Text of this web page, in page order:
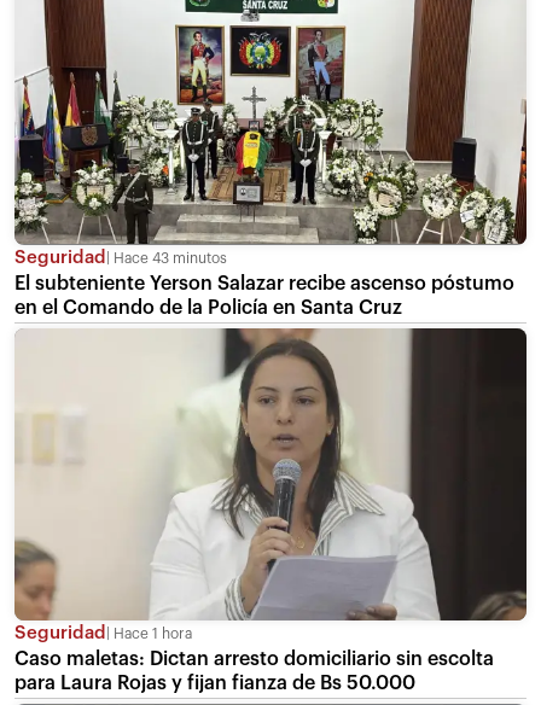
Seguridad Hace 43 minutos
El subteniente Yerson Salazar recibe ascenso póstumo
en el Comando de la Policía en Santa Cruz
Seguridad Hace 1 hora
Caso maletas: Dictan arresto domiciliario sin escolta
para Laura Rojas y fijan fianza de Bs 50.000